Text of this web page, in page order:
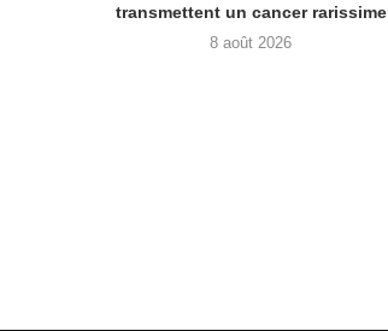
transmettent un cancer rarissime
8 août 2026